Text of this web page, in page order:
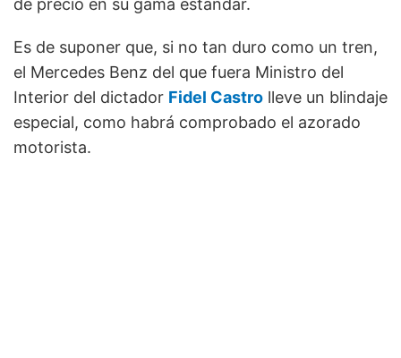
de precio en su gama estándar.
Es de suponer que, si no tan duro como un tren,
el Mercedes Benz del que fuera Ministro del
Interior del dictador Fidel Castro lleve un blindaje
especial, como habrá comprobado el azorado
motorista.